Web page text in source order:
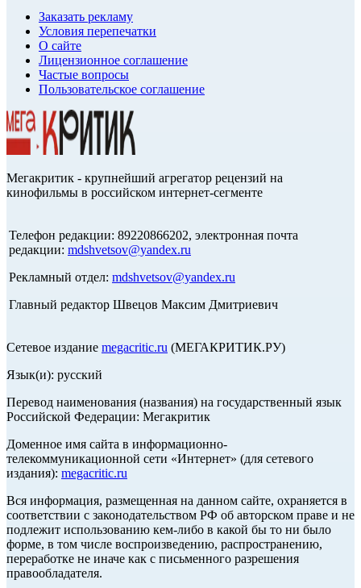
Заказать рекламу
Условия перепечатки
О сайте
Лицензионное соглашение
Частые вопросы
Пользовательское соглашение
Мегакритик - крупнейший агрегатор рецензий на
кинофильмы в российском интернет-сегменте
Телефон редакции: 89220866202, электронная почта
редакции: mdshvetsov@yandex.ru
Рекламный отдел: mdshvetsov@yandex.ru
Главный редактор Швецов Максим Дмитриевич
Сетевое издание megacritic.ru (МЕГАКРИТИК.РУ)
Язык(и): русский
Перевод наименования (названия) на государственный язык
Российской Федерации: Мегакритик
Доменное имя сайта в информационно-
телекоммуникационной сети «Интернет» (для сетевого
издания): megacritic.ru
Вся информация, размещенная на данном сайте, охраняется в
соответствии с законодательством РФ об авторском праве и не
подлежит использованию кем-либо в какой бы то ни было
форме, в том числе воспроизведению, распространению,
переработке не иначе как с письменного разрешения
правообладателя.